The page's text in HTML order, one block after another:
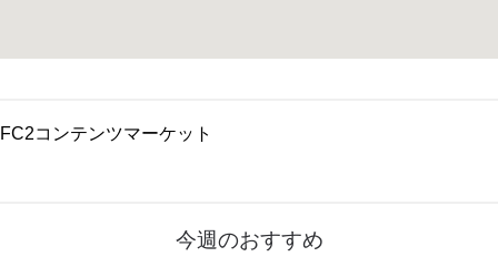
FC2コンテンツマーケット
今週のおすすめ